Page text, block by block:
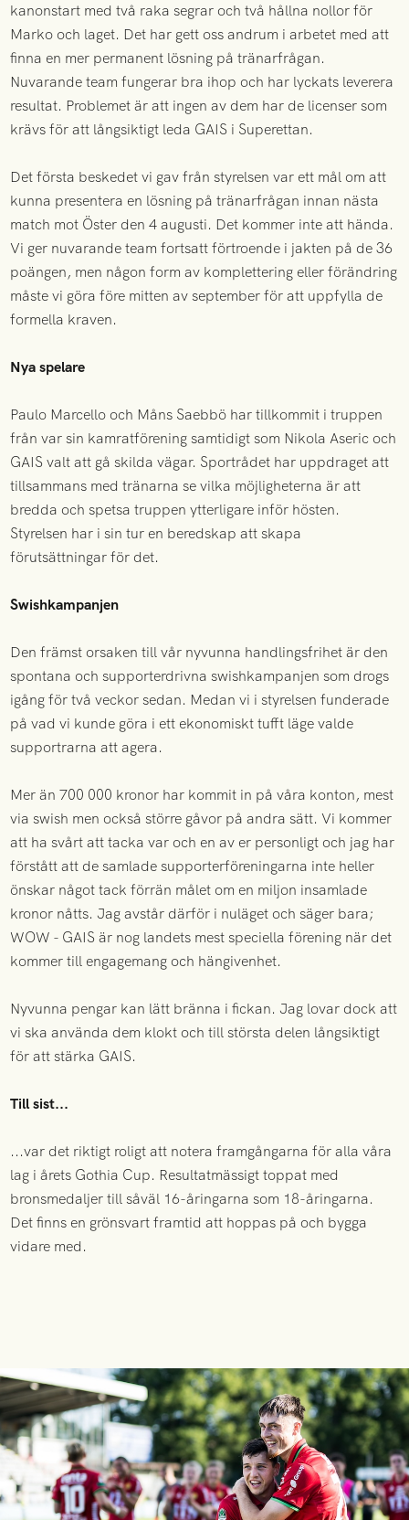
kanonstart med två raka segrar och två hållna nollor för
Marko och laget. Det har gett oss andrum i arbetet med att
finna en mer permanent lösning på tränarfrågan.
Nuvarande team fungerar bra ihop och har lyckats leverera
resultat. Problemet är att ingen av dem har de licenser som
krävs för att långsiktigt leda GAIS i Superettan.
Det första beskedet vi gav från styrelsen var ett mål om att
kunna presentera en lösning på tränarfrågan innan nästa
match mot Öster den 4 augusti. Det kommer inte att hända.
Vi ger nuvarande team fortsatt förtroende i jakten på de 36
poängen, men någon form av komplettering eller förändring
måste vi göra före mitten av september för att uppfylla de
formella kraven.
Nya spelare
Paulo Marcello och Måns Saebbö har tillkommit i truppen
från var sin kamratförening samtidigt som Nikola Aseric och
GAIS valt att gå skilda vägar. Sportrådet har uppdraget att
tillsammans med tränarna se vilka möjligheterna är att
bredda och spetsa truppen ytterligare inför hösten.
Styrelsen har i sin tur en beredskap att skapa
förutsättningar för det.
Swishkampanjen
Den främst orsaken till vår nyvunna handlingsfrihet är den
spontana och supporterdrivna swishkampanjen som drogs
igång för två veckor sedan. Medan vi i styrelsen funderade
på vad vi kunde göra i ett ekonomiskt tufft läge valde
supportrarna att agera.
Mer än 700 000 kronor har kommit in på våra konton, mest
via swish men också större gåvor på andra sätt. Vi kommer
att ha svårt att tacka var och en av er personligt och jag har
förstått att de samlade supporterföreningarna inte heller
önskar något tack förrän målet om en miljon insamlade
kronor nåtts. Jag avstår därför i nuläget och säger bara;
WOW - GAIS är nog landets mest speciella förening när det
kommer till engagemang och hängivenhet.
Nyvunna pengar kan lätt bränna i fickan. Jag lovar dock att
vi ska använda dem klokt och till största delen långsiktigt
för att stärka GAIS.
Till sist...
...var det riktigt roligt att notera framgångarna för alla våra
lag i årets Gothia Cup. Resultatmässigt toppat med
bronsmedaljer till såväl 16-åringarna som 18-åringarna.
Det finns en grönsvart framtid att hoppas på och bygga
vidare med.